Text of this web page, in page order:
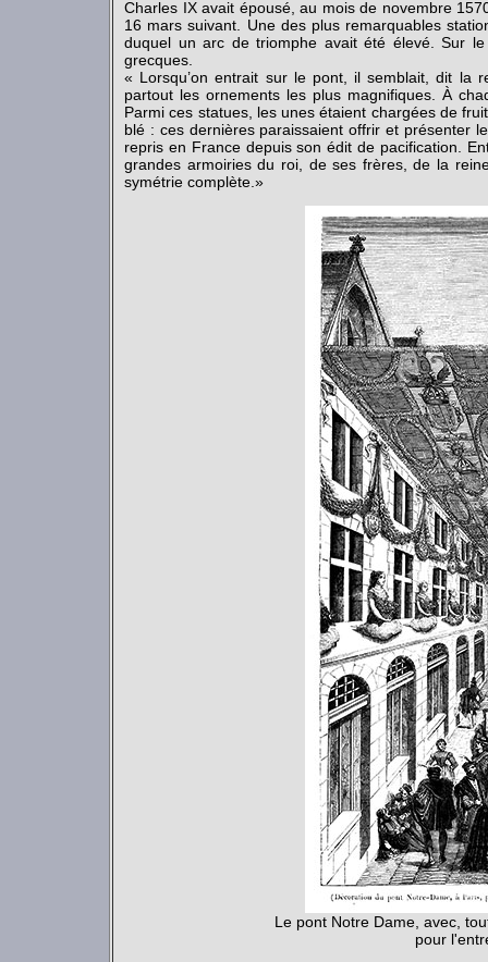
Charles IX avait épousé, au mois de novembre
16 mars suivant. Une des plus remarquables
duquel un arc de triomphe avait été élevé. Sur
grecques.
« Lorsqu’on entrait sur le pont, il semblait, dit la
partout les ornements les plus magnifiques. À
Parmi ces statues, les unes étaient chargées de
blé : ces dernières paraissaient offrir et présenter
repris en France depuis son édit de pacification.
grandes armoiries du roi, de ses frères, de la
symétrie complète.»
Le pont Notre Dame, avec,
pour